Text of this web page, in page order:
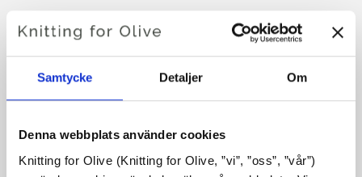
Samtycke Detaljer Om
Denna webbplats använder cookies
Knitting for Olive (Knitting for Olive, ”vi”, ”oss”, ”vår”)
Knitting for Olive Soft Silk Mohair är en lyxig blandning av
den finaste Kid Mohair och mullbärssilke.
Vår mohair kommer från angoragetter som fötts upp i
spårbara tillbaka till de enskilda gårdarna, vilket innebär att vi
vet exakt vilka gårdar, bönder och getter vår ull kommer från.